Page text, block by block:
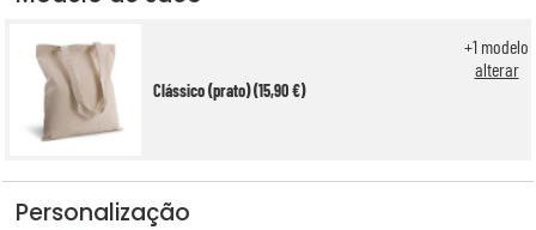
Clássico (prato) (15,90 €)
+1 modelo
alterar
Personalização